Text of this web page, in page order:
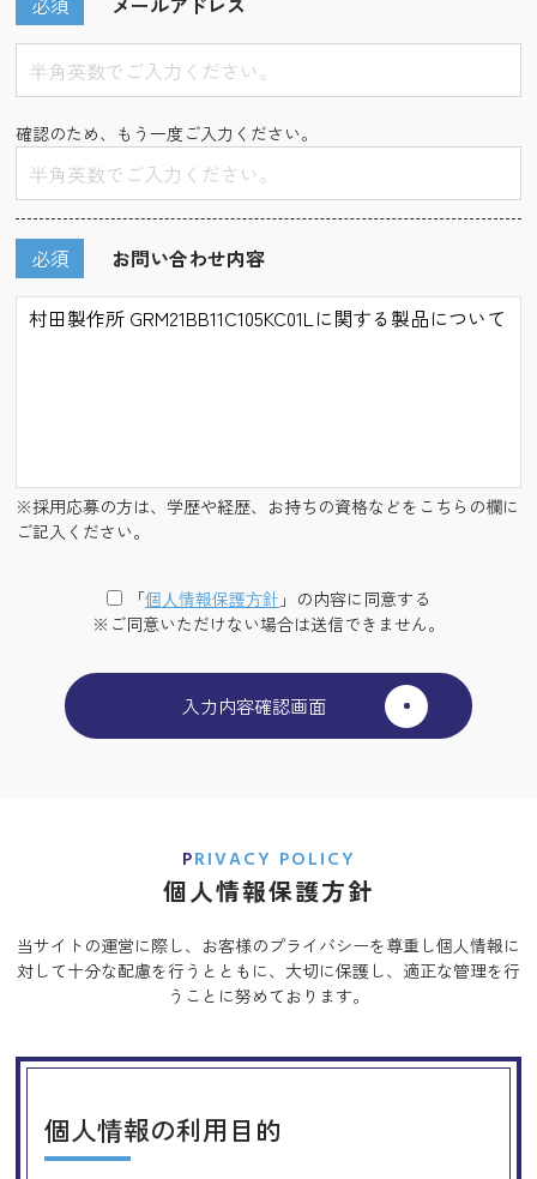
確認のため、もう一度ご入力ください。
お問い合わせ内容
必須
※採用応募の方は、学歴や経歴、お持ちの資格などをこちらの欄に
ご記入ください。
「個⼈情報保護⽅針 」の内容に同意する
※ご同意いただけない場合は送信できません。
PRIVACY POLICY
個人情報保護方針
当サイトの運営に際し、お客様のプライバシーを尊重し個人情報に
対して十分な配慮を行うとともに、 大切に保護し、適正な管理を行
うことに努めております。
個人情報の利用目的